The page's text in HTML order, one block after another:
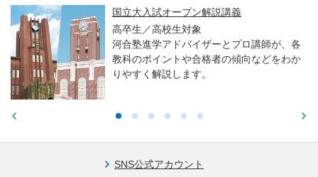
国立大入試オープン解説講義
高卒生／高校生対象
河合塾進学アドバイザーとプロ講師が、各
教科のポイントや合格者の傾向などをわか
りやすく解説します。
SNS公式アカウント